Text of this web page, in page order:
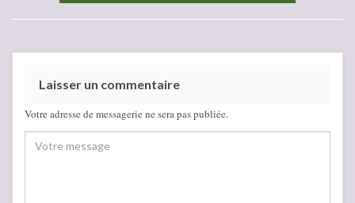
Laisser un commentaire
Votre adresse de messagerie ne sera pas publiée.